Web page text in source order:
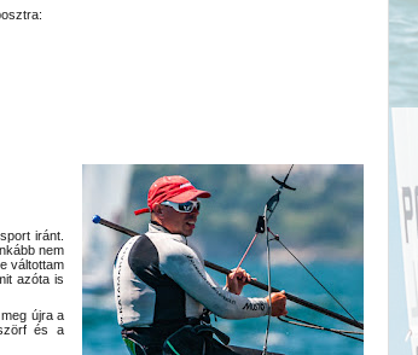
iránt.
nem
váltottam
azóta is
újra a
és a